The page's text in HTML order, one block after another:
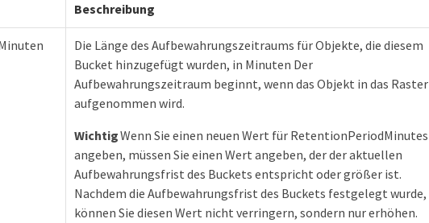
Beschreibung
Die Länge des Aufbewahrungszeitraums für Objekte, die diesem
Bucket hinzugefügt wurden, in Minuten Der
Aufbewahrungszeitraum beginnt, wenn das Objekt in das Raster
aufgenommen wird.
WichtigWenn Sie einen neuen Wert für RetentionPeriodMinutes
angeben, müssen Sie einen Wert angeben, der der aktuellen
Aufbewahrungsfrist des Buckets entspricht oder größer ist.
Nachdem die Aufbewahrungsfrist des Buckets festgelegt wurde,
können Sie diesen Wert nicht verringern, sondern nur erhöhen.